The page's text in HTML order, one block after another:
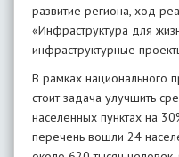
развитие региона, ход
«Инфраструктура для
инфраструктурные
В рамках национального
стоит задача улучшить
населенных пунктах на
перечень вошли 24